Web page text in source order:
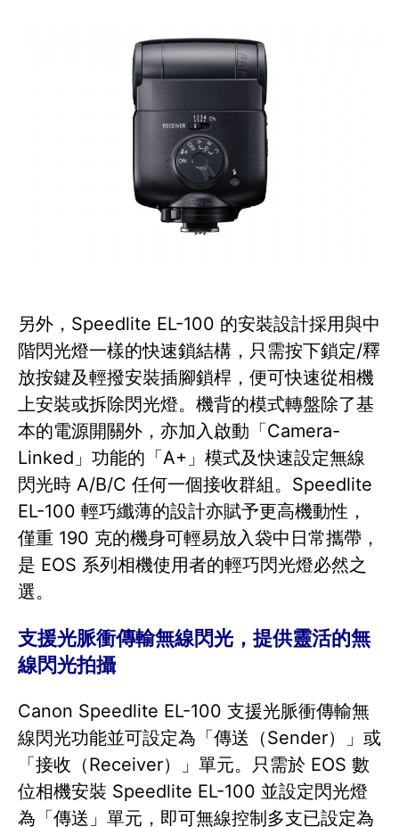
另外，Speedlite EL-100 的安裝設計採用與中
階閃光燈一樣的快速鎖結構，只需按下鎖定/釋
放按鍵及輕撥安裝插腳鎖桿，便可快速從相機
上安裝或拆除閃光燈。機背的模式轉盤除了基
本的電源開關外，亦加入啟動「Camera-
Linked」功能的「A+」模式及快速設定無線
閃光時 A/B/C 任何一個接收群組。Speedlite
EL-100 輕巧纖薄的設計亦賦予更高機動性，
僅重 190 克的機身可輕易放入袋中日常攜帶，
是 EOS 系列相機使用者的輕巧閃光燈必然之
選。
支援光脈衝傳輸無線閃光，提供靈活的無
線閃光拍攝
Canon Speedlite EL-100 支援光脈衝傳輸無
線閃光功能並可設定為「傳送（Sender）」或
「接收（Receiver）」單元。只需於 EOS 數
位相機安裝 Speedlite EL-100 並設定閃光燈
為「傳送」單元，即可無線控制多支已設定為